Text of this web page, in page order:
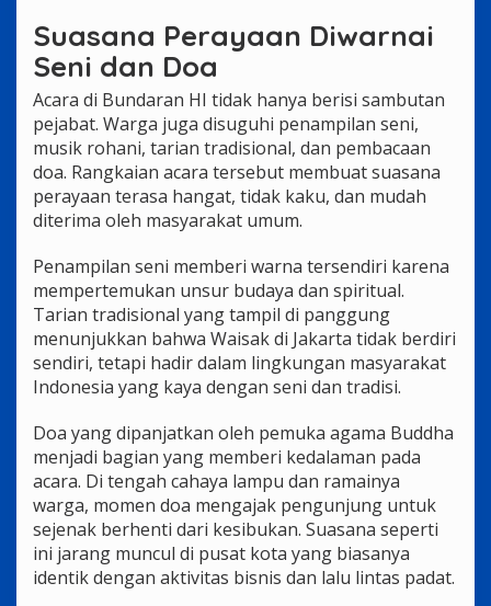
Suasana Perayaan Diwarnai
Seni dan Doa
Acara di Bundaran HI tidak hanya berisi sambutan
pejabat. Warga juga disuguhi penampilan seni,
musik rohani, tarian tradisional, dan pembacaan
doa. Rangkaian acara tersebut membuat suasana
perayaan terasa hangat, tidak kaku, dan mudah
diterima oleh masyarakat umum.
Penampilan seni memberi warna tersendiri karena
mempertemukan unsur budaya dan spiritual.
Tarian tradisional yang tampil di panggung
menunjukkan bahwa Waisak di Jakarta tidak berdiri
sendiri, tetapi hadir dalam lingkungan masyarakat
Indonesia yang kaya dengan seni dan tradisi.
Doa yang dipanjatkan oleh pemuka agama Buddha
menjadi bagian yang memberi kedalaman pada
acara. Di tengah cahaya lampu dan ramainya
warga, momen doa mengajak pengunjung untuk
sejenak berhenti dari kesibukan. Suasana seperti
ini jarang muncul di pusat kota yang biasanya
identik dengan aktivitas bisnis dan lalu lintas padat.